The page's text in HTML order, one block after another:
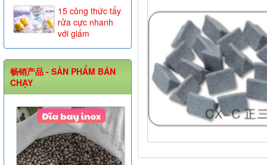
15 công thức tẩy
rửa cực nhanh
với giấm
畅销产品 - SẢN PHẨM BÁN
CHẠY